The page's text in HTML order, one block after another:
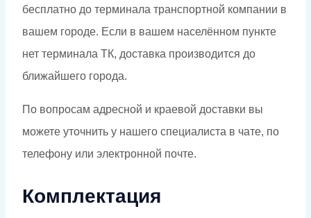
бесплатно до терминала транспортной компании в
вашем городе. Если в вашем населённом пункте
нет терминала ТК, доставка производится до
ближайшего города.
По вопросам адресной и краевой доставки вы
можете уточнить у нашего специалиста в чате, по
телефону или электронной почте.
Комплектация